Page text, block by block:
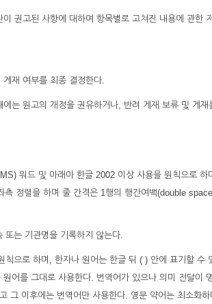
권고된 사항에 대하여 항목별로 고쳐진 내용에 관한
재 여부를 최종 결정한다.
는 원고의 개정을 권유하거나, 반려 게재 보류 및 게재
워드 및 아래아 한글 2002 이상 사용을 원칙으로
정렬을 하며 줄 간격은 1행의 행간여백(double
또는 기관명을 기록하지 않는다.
으로 하며, 한자나 원어는 한글 뒤 ( ) 안에 표기할 수
어를 그대로 사용한다. 번역어가 있으나 의미 전달이
그 이후에는 번역어만 사용한다. 영문 약어는 최소화